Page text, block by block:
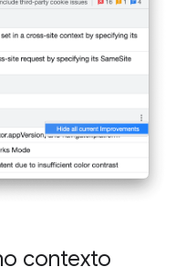
contexto